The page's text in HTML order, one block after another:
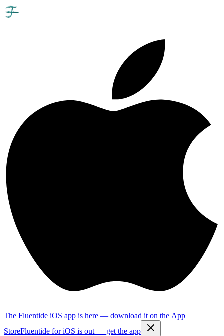
The Fluentide iOS app is here — download it on the App
StoreFluentide for iOS is out — get the app